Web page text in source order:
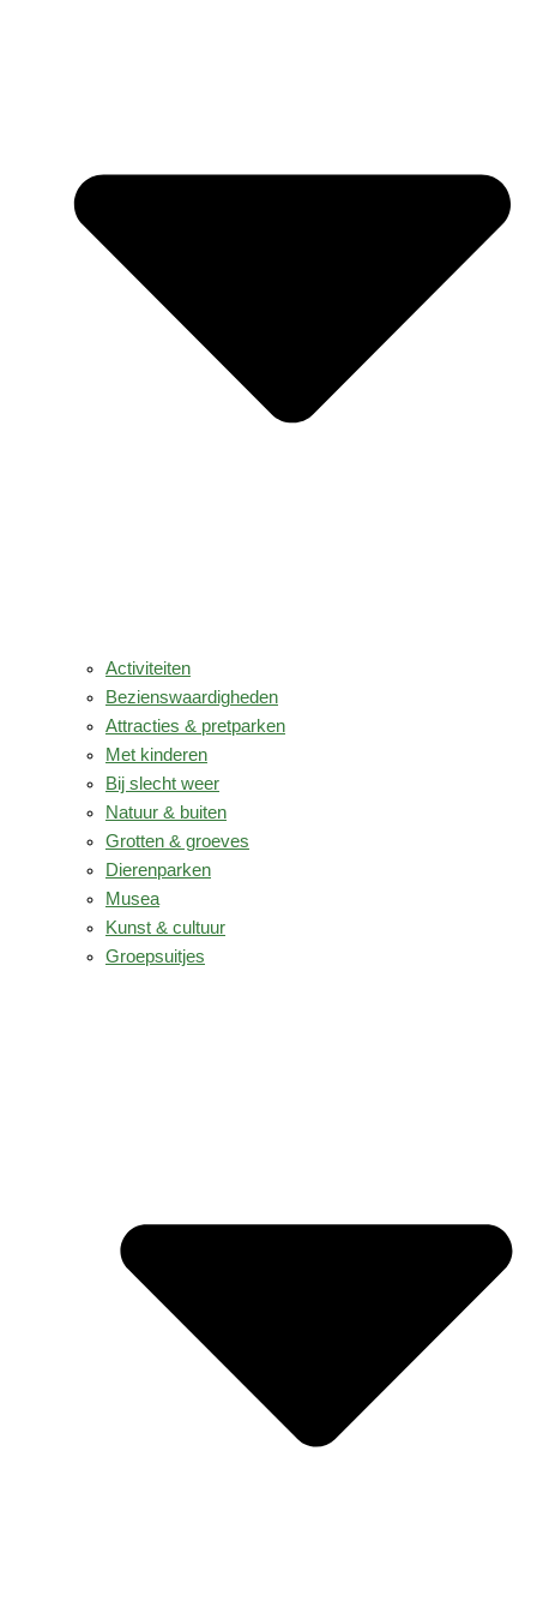
Activiteiten
Bezienswaardigheden
Attracties & pretparken
Met kinderen
Bij slecht weer
Natuur & buiten
Grotten & groeves
Dierenparken
Musea
Kunst & cultuur
Groepsuitjes